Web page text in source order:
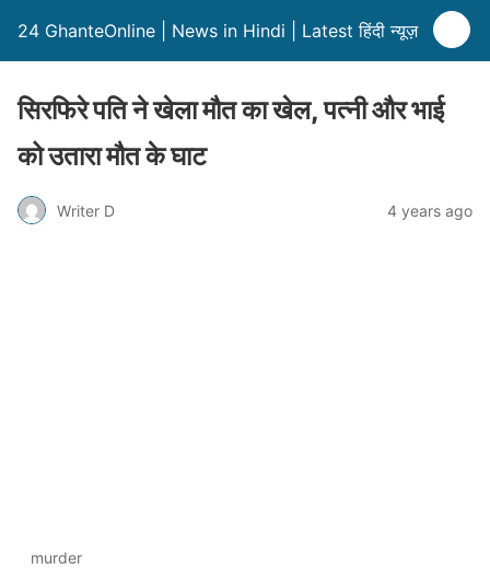
24 GhanteOnline | News in Hindi | Latest हिंदी न्यूज़
सिरफिरे पति ने खेला मौत का खेल, पत्नी और भाई
को उतारा मौत के घाट
Writer D 4 years ago
murder